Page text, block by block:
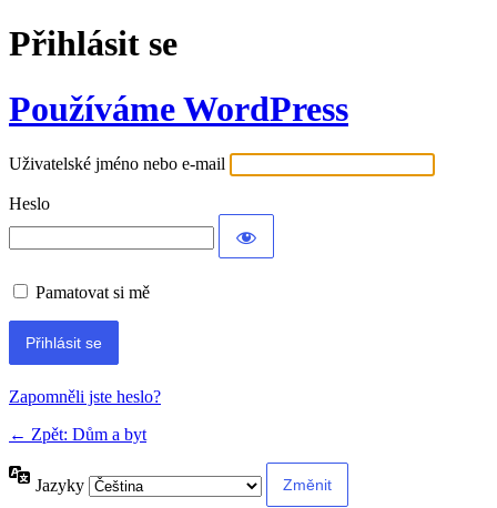
Přihlásit se
Používáme WordPress
Uživatelské jméno nebo e-mail
Heslo
Pamatovat si mě
Alternative:
Zapomněli jste heslo?
← Zpět: Dům a byt
Jazyky